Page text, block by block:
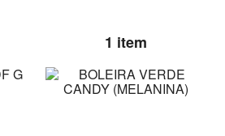
1 item